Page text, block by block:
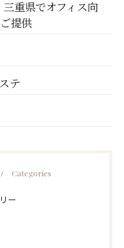
重県でオフィス向
提供
テ
Categories
ー